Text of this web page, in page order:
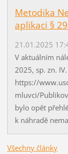
Metodika
aplikaci §
21.01.2025
V aktuálním
2025, sp. zn.
https://
mluvci/
bylo opět
k náhradě
Všechny články